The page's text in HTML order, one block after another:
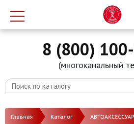
8 (800)
(многоканальный
Главная Каталог